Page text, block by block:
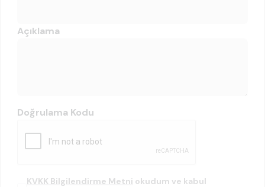
Açıklama
Doğrulama Kodu
KVKK Bilgilendirme Metni okudum ve kabul